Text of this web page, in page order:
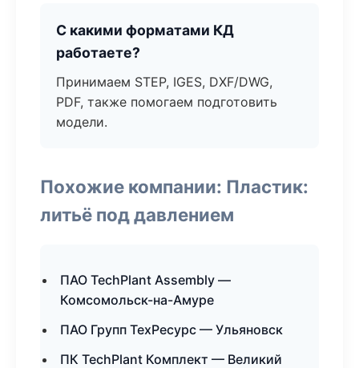
С какими форматами КД
работаете?
Принимаем STEP, IGES, DXF/DWG,
PDF, также помогаем подготовить
модели.
Похожие компании: Пластик:
литьё под давлением
ПАО TechPlant Assembly —
Комсомольск-на-Амуре
ПАО Групп ТехРесурс — Ульяновск
ПК TechPlant Комплект — Великий